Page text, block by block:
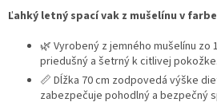
Ľahký letný spací vak z mušelínu v
🌿 Vyrobený z jemného mušelínu zo
priedušný a šetrný k citlivej pokožke.
📏 Dĺžka 70 cm zodpovedá výške
zabezpečuje pohodlný a bezpečný